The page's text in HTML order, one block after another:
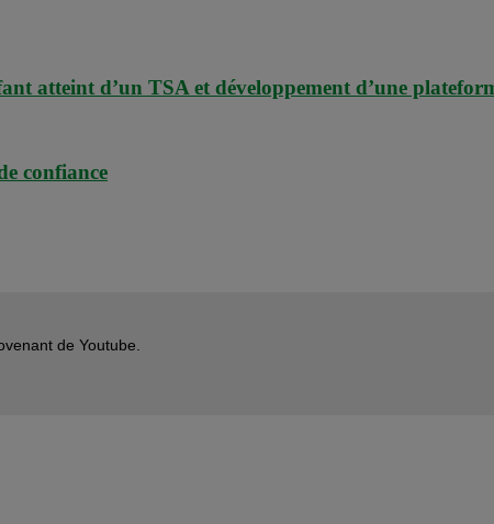
atteint d’un TSA et développement d’une
confiance
de Youtube.